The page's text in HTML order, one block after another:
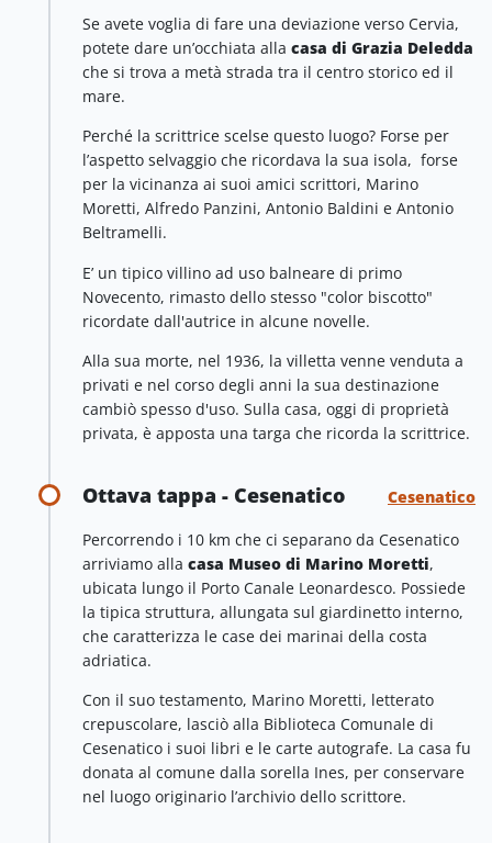
Se avete voglia di fare una deviazione verso Cervia,
potete dare un’occhiata alla casa di Grazia Deledda
che si trova a metà strada tra il centro storico ed il
mare.
Perché la scrittrice scelse questo luogo? Forse per
l’aspetto selvaggio che ricordava la sua isola, forse
per la vicinanza ai suoi amici scrittori, Marino
Moretti, Alfredo Panzini, Antonio Baldini e Antonio
Beltramelli.
E’ un tipico villino ad uso balneare di primo
Novecento, rimasto dello stesso "color biscotto"
ricordate dall'autrice in alcune novelle.
Alla sua morte, nel 1936, la villetta venne venduta a
privati e nel corso degli anni la sua destinazione
cambiò spesso d'uso. Sulla casa, oggi di proprietà
privata, è apposta una targa che ricorda la scrittrice.
Ottava tappa - Cesenatico Cesenatico
Percorrendo i 10 km che ci separano da Cesenatico
arriviamo alla casa Museo di Marino Moretti,
ubicata lungo il Porto Canale Leonardesco. Possiede
la tipica struttura, allungata sul giardinetto interno,
che caratterizza le case dei marinai della costa
adriatica.
Con il suo testamento, Marino Moretti, letterato
crepuscolare, lasciò alla Biblioteca Comunale di
Cesenatico i suoi libri e le carte autografe. La casa fu
donata al comune dalla sorella Ines, per conservare
nel luogo originario l’archivio dello scrittore.